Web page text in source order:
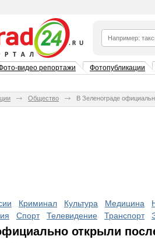
видео репортажи Фотопубликации
Общество В Зеленограде
Криминал Культура Медицина
Спорт Телевидение Транспорт
открыли